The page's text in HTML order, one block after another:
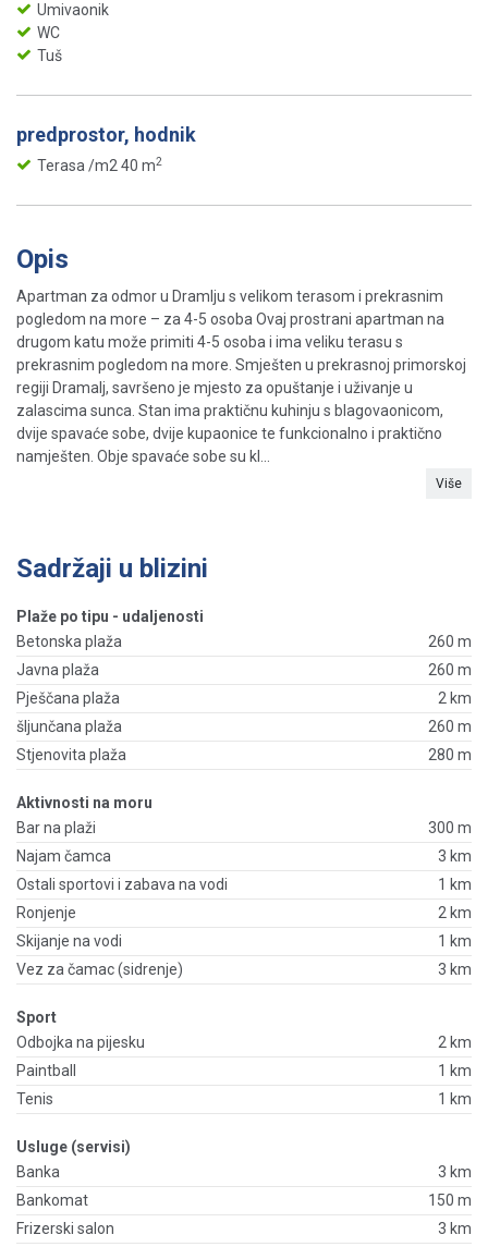
Umivaonik
WC
Tuš
predprostor, hodnik
Terasa /m2 40 m2
Opis
Apartman za odmor u Dramlju s velikom terasom i prekrasnim
pogledom na more – za 4-5 osoba Ovaj prostrani apartman na
drugom katu može primiti 4-5 osoba i ima veliku terasu s
prekrasnim pogledom na more. Smješten u prekrasnoj primorskoj
regiji Dramalj, savršeno je mjesto za opuštanje i uživanje u
zalascima sunca. Stan ima praktičnu kuhinju s blagovaonicom,
dvije spavaće sobe, dvije kupaonice te funkcionalno i praktično
namješten. Obje spavaće sobe su kl...
Više
Sadržaji u blizini
Plaže po tipu - udaljenosti
Betonska plaža
260 m
Javna plaža
260 m
Pješčana plaža
2 km
šljunčana plaža
260 m
Stjenovita plaža
280 m
Aktivnosti na moru
Bar na plaži
300 m
Najam čamca
3 km
Ostali sportovi i zabava na vodi
1 km
Ronjenje
2 km
Skijanje na vodi
1 km
Vez za čamac (sidrenje)
3 km
Sport
Odbojka na pijesku
2 km
Paintball
1 km
Tenis
1 km
Usluge (servisi)
Banka
3 km
Bankomat
150 m
Frizerski salon
3 km